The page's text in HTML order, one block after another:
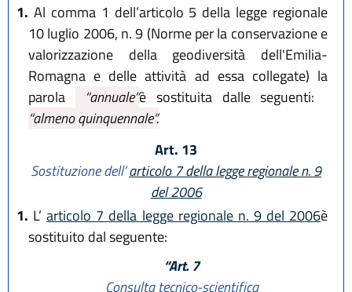
1. Al comma 1 dell’articolo 5 della legge regionale
10 luglio 2006, n. 9 (Norme per la conservazione e
valorizzazione della geodiversità dell'Emilia-
Romagna e delle attività ad essa collegate) la
parola
“annuale”è sostituita dalle seguenti:
“almeno quinquennale”.
Art. 13
Sostituzione dell’articolo 7 della legge regionale n. 9
del 2006
1. L’articolo 7 della legge regionale n. 9 del 2006è
sostituito dal seguente:
“Art. 7
Consulta tecnico-scientifica